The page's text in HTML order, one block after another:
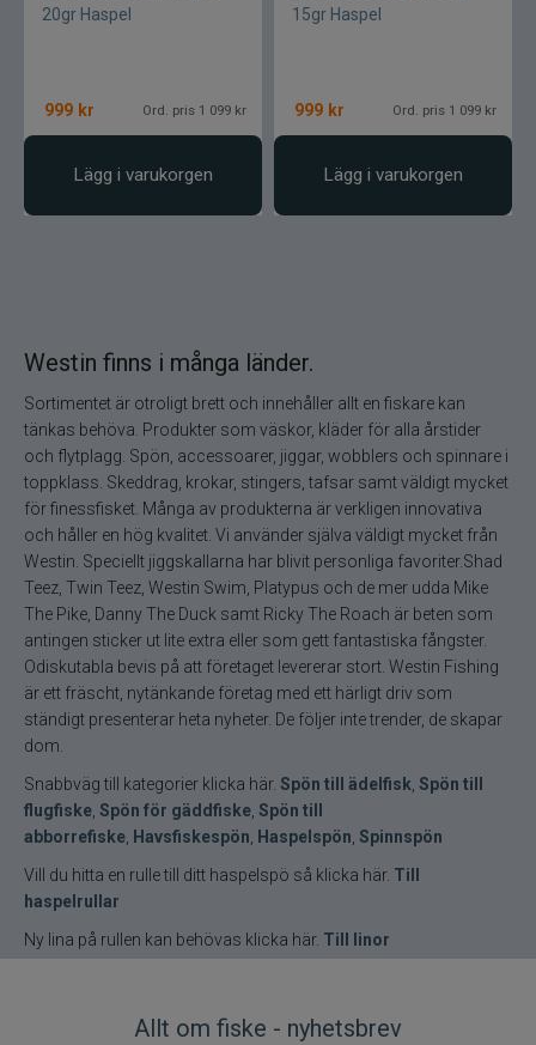
20gr Haspel
999 kr Ord. pris 1 099 kr
Lägg i varukorgen
15gr Haspel
999 kr Ord. pris 1 099 kr
Lägg i varukorgen
Westin finns i många länder.
Sortimentet är otroligt brett och innehåller allt en fiskare kan
tänkas behöva. Produkter som väskor, kläder för alla årstider
och flytplagg. Spön, accessoarer, jiggar, wobblers och spinnare i
toppklass. Skeddrag, krokar, stingers, tafsar samt väldigt mycket
för finessfisket. Många av produkterna är verkligen innovativa
och håller en hög kvalitet. Vi använder själva väldigt mycket från
Westin. Speciellt jiggskallarna har blivit personliga favoriter.Shad
Teez, Twin Teez, Westin Swim, Platypus och de mer udda Mike
The Pike, Danny The Duck samt Ricky The Roach är beten som
antingen sticker ut lite extra eller som gett fantastiska fångster.
Odiskutabla bevis på att företaget levererar stort. Westin Fishing
är ett fräscht, nytänkande företag med ett härligt driv som
ständigt presenterar heta nyheter. De följer inte trender, de skapar
dom.
Snabbväg till kategorier klicka här. Spön till ädelfisk, Spön till
flugfiske, Spön för gäddfiske, Spön till
abborrefiske, Havsfiskespön, Haspelspön, Spinnspön
Vill du hitta en rulle till ditt haspelspö så klicka här. Till
haspelrullar
Ny lina på rullen kan behövas klicka här. Till linor
Allt om fiske - nyhetsbrev